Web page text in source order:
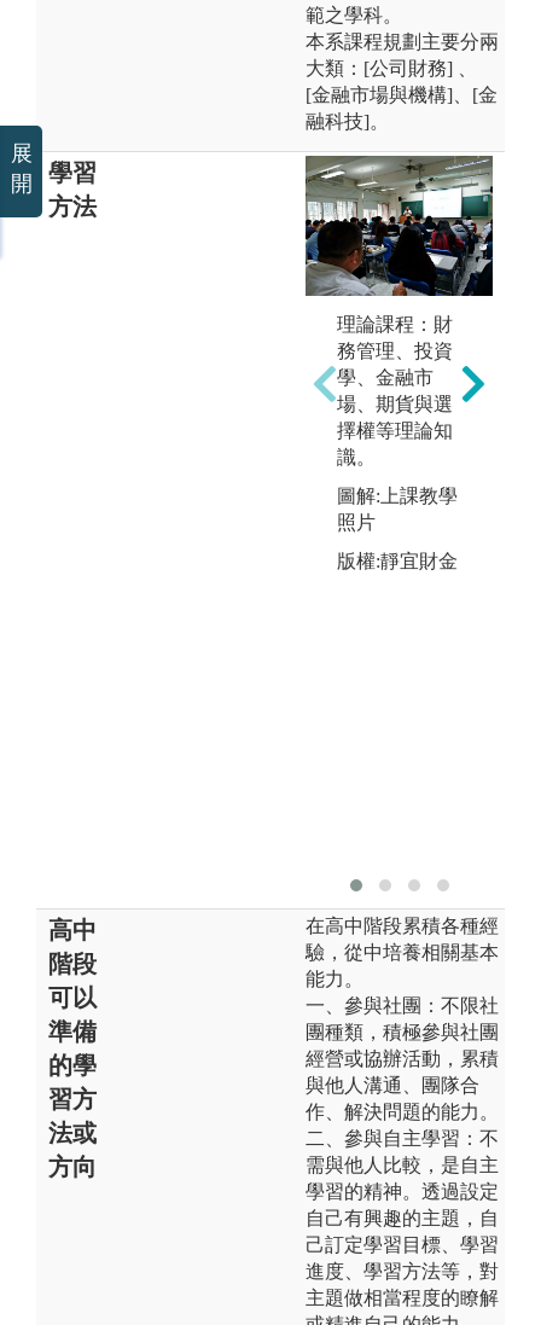
範之學科。
本系課程規劃主要分兩
大類：[公司財務] 、
[金融市場與機構]、[金
融科技]。
學習
方法
理論課程：財
務管理、投資
學、金融市
場、期貨與選
擇權等理論知
識。
圖解:上課教學
照片
版權:靜宜財金
高中
階段
可以
準備
的學
習方
法或
方向
在高中階段累積各種經
驗，從中培養相關基本
能力。
一、參與社團：不限社
團種類，積極參與社團
經營或協辦活動，累積
與他人溝通、團隊合
作、解決問題的能力。
二、參與自主學習：不
需與他人比較，是自主
學習的精神。透過設定
自己有興趣的主題，自
己訂定學習目標、學習
進度、學習方法等，對
主題做相當程度的瞭解
展
開